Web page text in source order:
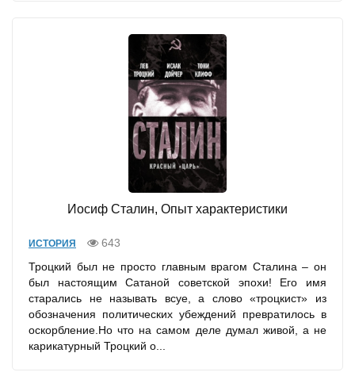
Иосиф Сталин, Опыт характеристики
ИСТОРИЯ
643
Троцкий был не просто главным врагом Сталина – он
был настоящим Сатаной советской эпохи! Его имя
старались не называть всуе, а слово «троцкист» из
обозначения политических убеждений превратилось в
оскорбление.Но что на самом деле думал живой, а не
карикатурный Троцкий о...